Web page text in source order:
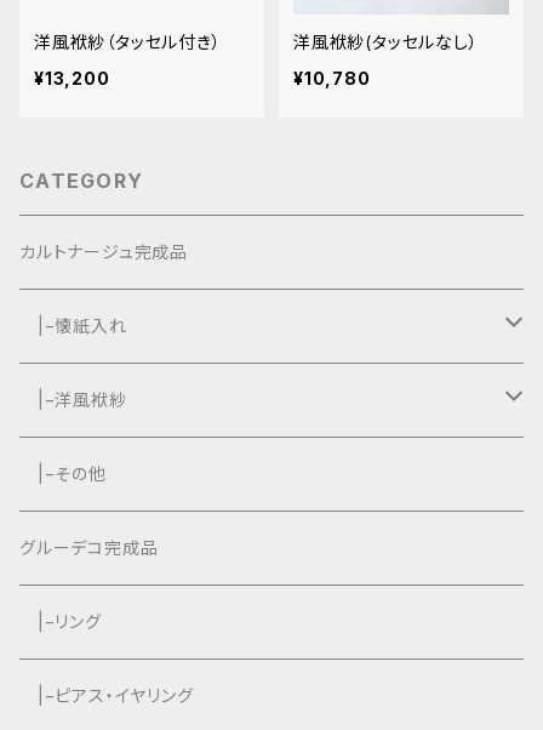
洋風袱紗（タッセル付き）
¥13,200
洋風袱紗(タッセルなし）
¥10,780
CATEGORY
カルトナージュ完成品
|−懐紙入れ
|−タッセル付き
|−タッセルなし
|−洋風袱紗
|−タッセル付き
|−タッセルなし
|−その他
グルーデコ完成品
|−リング
|−ピアス・イヤリング